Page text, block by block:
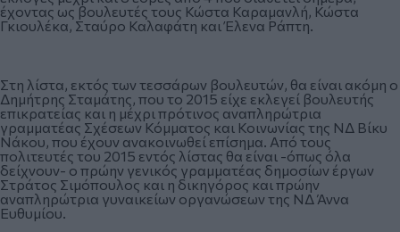
έχοντας ως βουλευτές τους Κώστα Καραμανλή, Κώστα
Γκιουλέκα, Σταύρο Καλαφάτη και Έλενα Ράπτη.
Στη λίστα, εκτός των τεσσάρων βουλευτών, θα είναι ακόμη ο
Δημήτρης Σταμάτης, που το 2015 είχε εκλεγεί βουλευτής
επικρατείας και η μέχρι πρότινος αναπληρώτρια
γραμματέας Σχέσεων Κόμματος και Κοινωνίας της ΝΔ Βίκυ
Νάκου, που έχουν ανακοινωθεί επίσημα. Από τους
πολιτευτές του 2015 εντός λίστας θα είναι -όπως όλα
δείχνουν- ο πρώην γενικός γραμματέας δημοσίων έργων
Στράτος Σιμόπουλος και η δικηγόρος και πρώην
αναπληρώτρια γυναικείων οργανώσεων της ΝΔ Άννα
Ευθυμίου.